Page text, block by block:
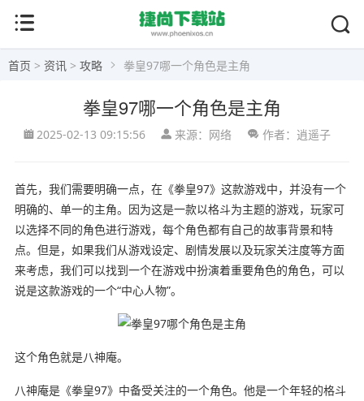
首页 > 资讯 > 攻略 拳皇97哪一个角色是主角
拳皇97哪一个角色是主角
2025-02-13 09:15:56 来源：网络 作者：逍遥子
首先，我们需要明确一点，在《拳皇97》这款游戏中，并没有一个
明确的、单一的主角。因为这是一款以格斗为主题的游戏，玩家可
以选择不同的角色进行游戏，每个角色都有自己的故事背景和特
点。但是，如果我们从游戏设定、剧情发展以及玩家关注度等方面
来考虑，我们可以找到一个在游戏中扮演着重要角色的角色，可以
说是这款游戏的一个“中心人物”。
这个角色就是八神庵。
八神庵是《拳皇97》中备受关注的一个角色。他是一个年轻的格斗